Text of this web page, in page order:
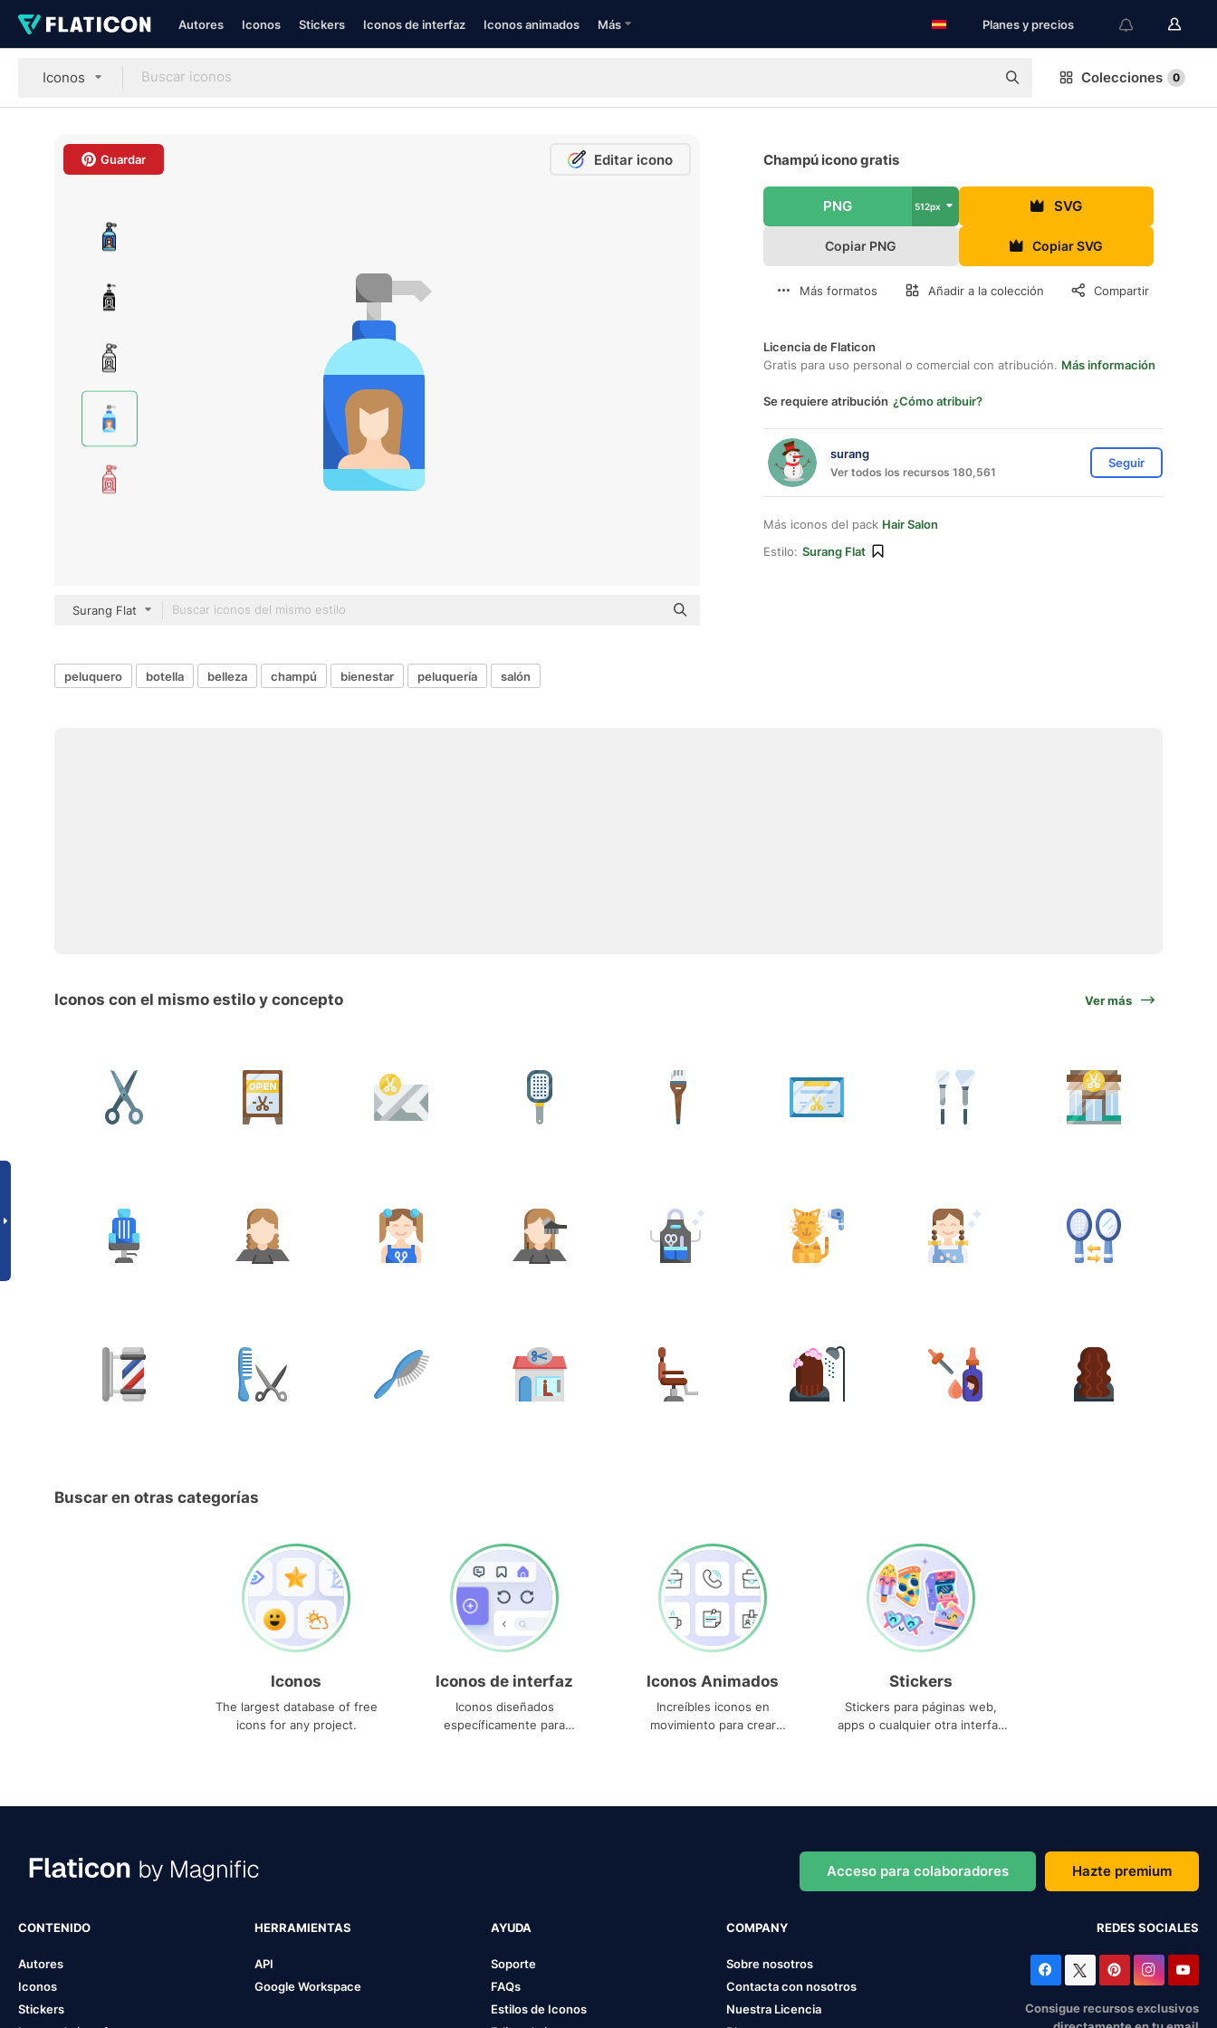
Autores Iconos Stickers Iconos de interfaz Iconos animados Más Planes y precios
Iconos Colecciones 0
Guardar Editar icono
Surang Flat
Champú icono gratis
PNG 512px SVG
Copiar PNG Copiar SVG
Más formatos Añadir a la colección Compartir
Licencia de Flaticon
Gratis para uso personal o comercial con atribución. Más información
Se requiere atribución ¿Cómo atribuir?
surang
Ver todos los recursos 180,561
Seguir
Más iconos del pack Hair Salon
Estilo: Surang Flat
peluquero botella belleza champú bienestar peluquería salón
Iconos con el mismo estilo y concepto Ver más
Buscar en otras categorías
Iconos
The largest database of free
icons for any project.
Iconos de interfaz
Iconos diseñados
específicamente para
Iconos Animados
Increíbles iconos en
movimiento para crear
Stickers
Stickers para páginas web,
apps o cualquier otra interfaz
Acceso para colaboradores Hazte premium
CONTENIDO
Autores
Iconos
Stickers
HERRAMIENTAS
API
Google Workspace
AYUDA
Soporte
FAQs
Estilos de Iconos
COMPANY
Sobre nosotros
Contacta con nosotros
Nuestra Licencia
REDES SOCIALES
Consigue recursos exclusivos